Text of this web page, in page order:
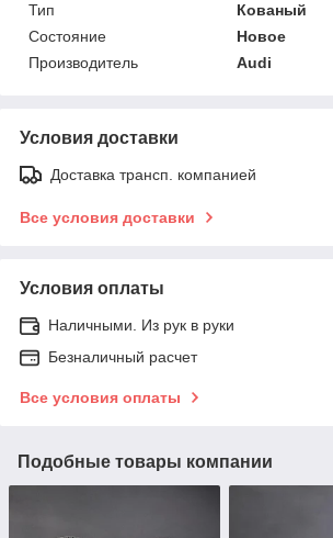
Тип
Кованый
Состояние
Новое
Производитель
Audi
Условия доставки
Доставка трансп. компанией
Все условия доставки
Условия оплаты
Наличными. Из рук в руки
Безналичный расчет
Все условия оплаты
Подобные товары компании